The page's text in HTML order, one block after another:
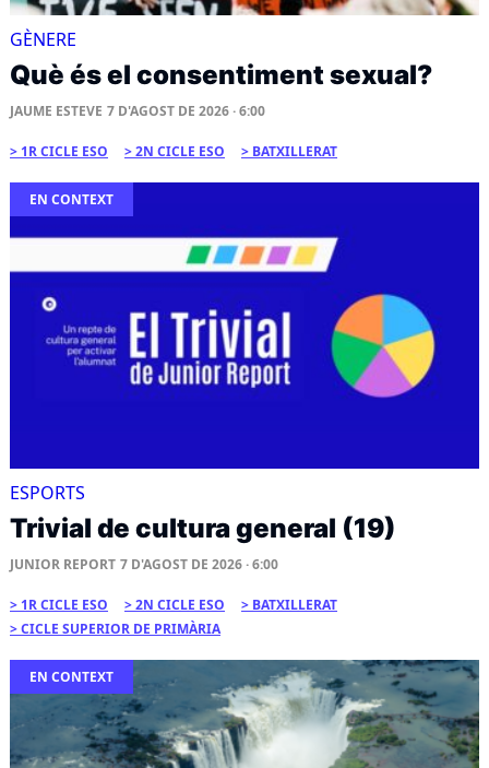
GÈNERE
Què és el consentiment sexual?
JAUME ESTEVE 7 D'AGOST DE 2026 · 6:00
1R CICLE ESO 2N CICLE ESO BATXILLERAT
EN CONTEXT
ESPORTS
Trivial de cultura general (19)
JUNIOR REPORT 7 D'AGOST DE 2026 · 6:00
1R CICLE ESO 2N CICLE ESO
BATXILLERAT
CICLE SUPERIOR DE PRIMÀRIA
EN CONTEXT